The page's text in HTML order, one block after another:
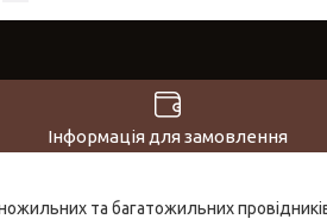
Інформація для замовлення
та багатожильних